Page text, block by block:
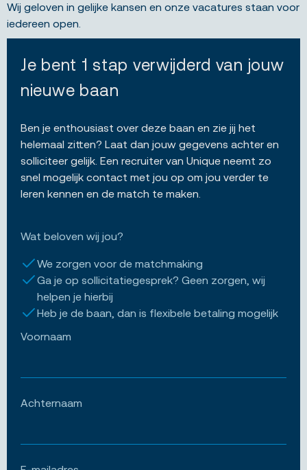
Wij geloven in gelijke kansen en onze vacatures staan voor
iedereen open.
Je bent 1 stap verwijderd van jouw
nieuwe baan
Ben je enthousiast over deze baan en zie jij het
helemaal zitten? Laat dan jouw gegevens achter en
solliciteer gelijk. Een recruiter van Unique neemt zo
snel mogelijk contact met jou op om jou verder te
leren kennen en de match te maken.
Wat beloven wij jou?
We zorgen voor de matchmaking
Ga je op sollicitatiegesprek? Geen zorgen, wij
helpen je hierbij
Heb je de baan, dan is flexibele betaling mogelijk
Voornaam
Achternaam